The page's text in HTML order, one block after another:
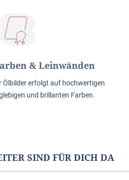
& Leinwänden
Ölbilder erfolgt auf hochwertigen
und brillanten Farben.
SIND FÜR DICH DA